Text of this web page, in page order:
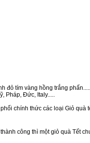
đỏ tím vàng hồng trắng
Pháp, Đức, Italy.....
chính thức các loại Giỏ
công thì một giỏ quà Tết